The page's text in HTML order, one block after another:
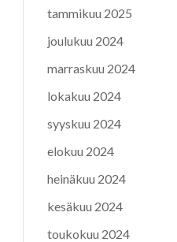
tammikuu 2025
joulukuu 2024
marraskuu 2024
lokakuu 2024
syyskuu 2024
elokuu 2024
heinäkuu 2024
kesäkuu 2024
toukokuu 2024